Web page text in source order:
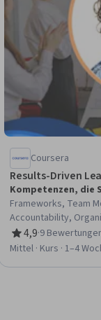
Coursera
Results-Driven
Kompetenzen, die
Frameworks, Team
Accountability,
Team Leadership,
Leadership and
4,9
Bewertung, 4,9 von
·9
Mittel · Kurs · 1–4